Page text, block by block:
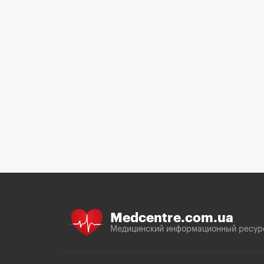
Medcentre.com.ua
Медицинский информационный